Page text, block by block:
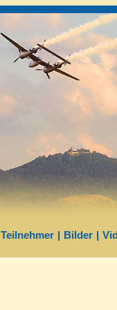
Teilnehmer | Bilder |